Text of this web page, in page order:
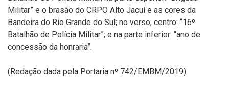
Militar” e o brasão do CRPO Alto Jacuí e as cores da
Bandeira do Rio Grande do Sul; no verso, centro: “16º
Batalhão de Polícia Militar”; e na parte inferior: “ano de
concessão da honraria”.
(Redação dada pela Portaria nº 742/EMBM/2019)